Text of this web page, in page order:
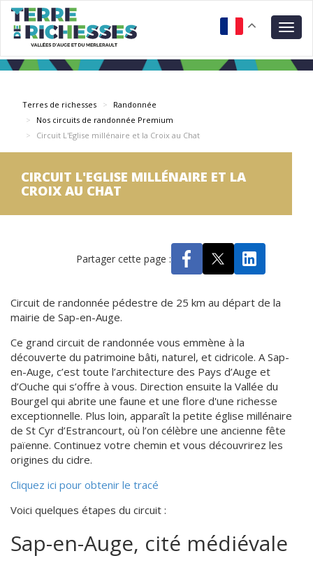
Aller
contenu
principal
Terres de richesses
Randonnée
Nos circuits de randonnée Premium
Circuit L'Eglise millénaire et la Croix au Chat
CIRCUIT L'EGLISE MILLÉNAIRE ET LA
CROIX AU CHAT
Partager cette page :
Circuit de randonnée pédestre de 25 km au départ de la
mairie de Sap-en-Auge.
Ce grand circuit de randonnée vous emmène à la
découverte du patrimoine bâti, naturel, et cidricole. A Sap-
en-Auge, c’est toute l’architecture des Pays d’Auge et
d’Ouche qui s’offre à vous. Direction ensuite la Vallée du
Bourgel qui abrite une faune et une flore d'une richesse
exceptionnelle. Plus loin, apparaît la petite église millénaire
de St Cyr d’Estrancourt, où l’on célèbre une ancienne fête
païenne. Continuez votre chemin et vous découvrirez les
origines du cidre.
Cliquez ici pour obtenir le tracé
Voici quelques étapes du circuit :
Sap-en-Auge, cité médiévale
Panneau de gestion des cookies